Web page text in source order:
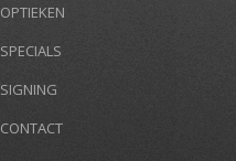
OPTIEKEN
SPECIALS
SIGNING
CONTACT